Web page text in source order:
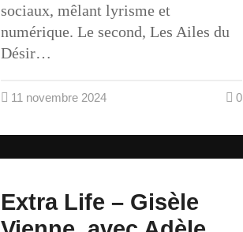
sociaux, mêlant lyrisme et
numérique. Le second, Les Ailes du
Désir…
11 novembre 2024 0
Extra Life – Gisèle